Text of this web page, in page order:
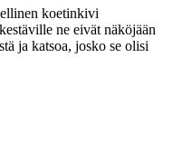
koetinkivi
ne eivät näköjään
ja katsoa, josko se olisi